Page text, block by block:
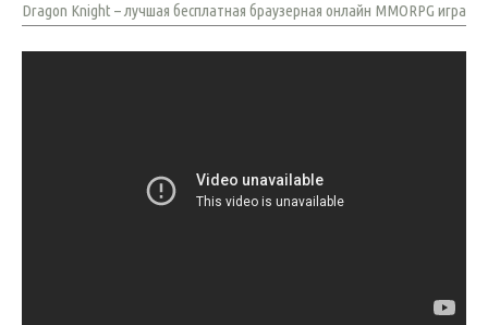
Dragon Knight – лучшая бесплатная браузерная онлайн MMORPG игра